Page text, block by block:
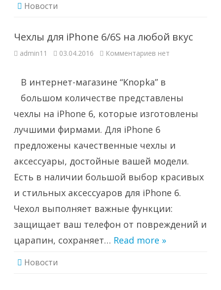
Новости
Чехлы для iPhone 6/6S на любой вкус
admin11 03.04.2016 Комментариев к
iPhone
6/6S
на
любой
нет
В интернет-магазине “Knopka” в
большом количестве представлены
чехлы на iPhone 6, которые изготовлены
лучшими фирмами. Для iPhone 6
предложены качественные чехлы и
аксессуары, достойные вашей модели.
Есть в наличии большой выбор красивых
и стильных аксессуаров для iPhone 6.
Чехол выполняет важные функции:
защищает ваш телефон от повреждений и
царапин, сохраняет… Read more »
Новости